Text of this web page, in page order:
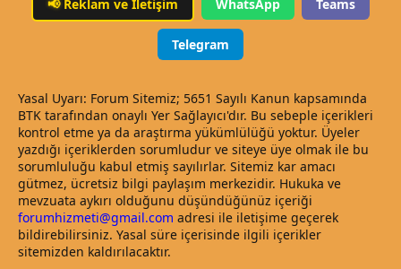
📢Reklam ve İletişim WhatsApp Teams
Telegram
Yasal Uyarı: Forum Sitemiz; 5651 Sayılı Kanun kapsamında
BTK tarafından onaylı Yer Sağlayıcı'dır. Bu sebeple içerikleri
kontrol etme ya da araştırma yükümlülüğü yoktur. Üyeler
yazdığı içeriklerden sorumludur ve siteye üye olmak ile bu
sorumluluğu kabul etmiş sayılırlar. Sitemiz kar amacı
gütmez, ücretsiz bilgi paylaşım merkezidir. Hukuka ve
mevzuata aykırı olduğunu düşündüğünüz içeriği
forumhizmeti@gmail.com adresi ile iletişime geçerek
bildirebilirsiniz. Yasal süre içerisinde ilgili içerikler
sitemizden kaldırılacaktır.